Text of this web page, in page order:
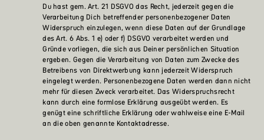
Du hast gem. Art. 21 DSGVO das Recht, jederzeit gegen die
Verarbeitung Dich betreffender personenbezogener Daten
Widerspruch einzulegen, wenn diese Daten auf der Grundlage
des Art. 6 Abs. 1 e) oder f) DSGVO verarbeitet werden und
Gründe vorliegen, die sich aus Deiner persönlichen Situation
ergeben. Gegen die Verarbeitung von Daten zum Zwecke des
Betreibens von Direktwerbung kann jederzeit Widerspruch
eingelegt werden. Personenbezogene Daten werden dann nicht
mehr für diesen Zweck verarbeitet. Das Widerspruchsrecht
kann durch eine formlose Erklärung ausgeübt werden. Es
genügt eine schriftliche Erklärung oder wahlweise eine E-Mail
an die oben genannte Kontaktadresse.